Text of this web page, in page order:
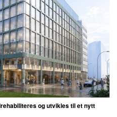
og utvikles til et nytt